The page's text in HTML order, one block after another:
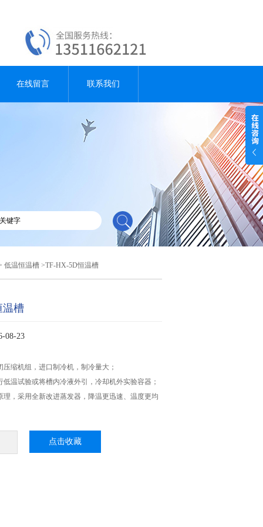
在线留言 联系我们
低温恒温槽 >TF-HX-5D恒温槽
温槽
08-23
压缩机组，进口制冷机，制冷量大；
低温试验或将槽内冷液外引，冷却机外实验容器；
理，采用全新改进蒸发器，降温更迅速、温度更均
点击收藏